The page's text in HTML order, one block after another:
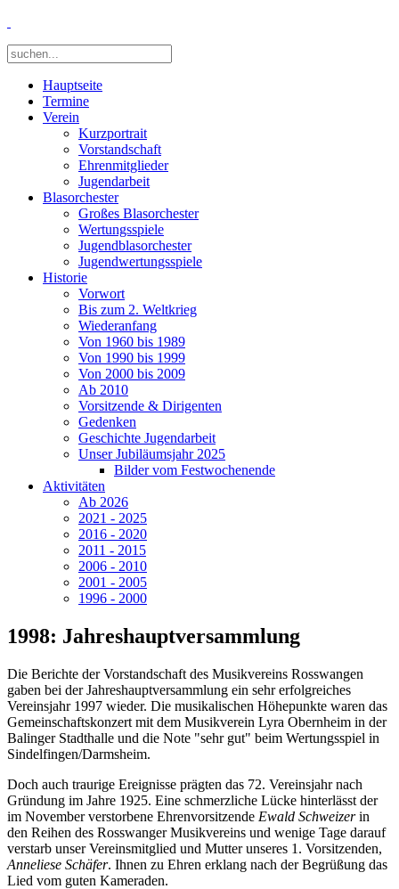
Hauptseite
Termine
Verein
Kurzportrait
Vorstandschaft
Ehrenmitglieder
Jugendarbeit
Blasorchester
Großes Blasorchester
Wertungsspiele
Jugendblasorchester
Jugendwertungsspiele
Historie
Vorwort
Bis zum 2. Weltkrieg
Wiederanfang
Von 1960 bis 1989
Von 1990 bis 1999
Von 2000 bis 2009
Ab 2010
Vorsitzende & Dirigenten
Gedenken
Geschichte Jugendarbeit
Unser Jubiläumsjahr 2025
Bilder vom Festwochenende
Aktivitäten
Ab 2026
2021 - 2025
2016 - 2020
2011 - 2015
2006 - 2010
2001 - 2005
1996 - 2000
1998: Jahreshauptversammlung
Die Berichte der Vorstandschaft des Musikvereins Rosswangen
gaben bei der Jahreshauptversammlung ein sehr erfolgreiches
Vereinsjahr 1997 wieder. Die musikalischen Höhepunkte waren das
Gemeinschaftskonzert mit dem Musikverein Lyra Obernheim in der
Balinger Stadthalle und die Note "sehr gut" beim Wertungsspiel in
Sindelfingen/Darmsheim.
Doch auch traurige Ereignisse prägten das 72. Vereinsjahr nach
Gründung im Jahre 1925. Eine schmerzliche Lücke hinterlässt der
im November verstorbene Ehrenvorsitzende Ewald Schweizerin
den Reihen des Rosswanger Musikvereins und wenige Tage darauf
verstarb unser Vereinsmitglied und Mutter unseres 1. Vorsitzenden,
Anneliese Schäfer. Ihnen zu Ehren erklang nach der Begrüßung das
Lied vom guten Kameraden.